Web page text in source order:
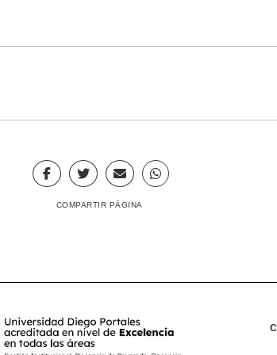
COMPARTIR PÁGINA